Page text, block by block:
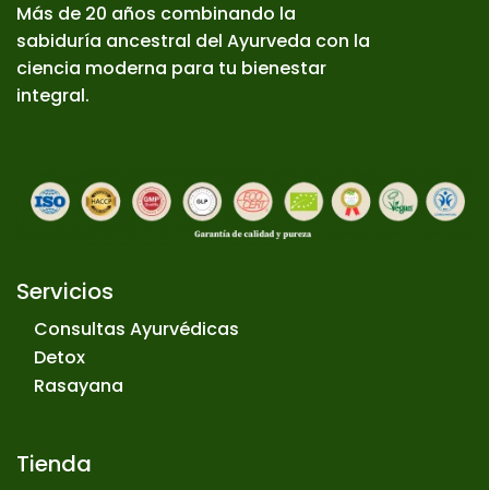
Más de 20 años combinando la
sabiduría ancestral del Ayurveda con la
ciencia moderna para tu bienestar
integral.
Servicios
Consultas Ayurvédicas
Detox
Rasayana
Tienda